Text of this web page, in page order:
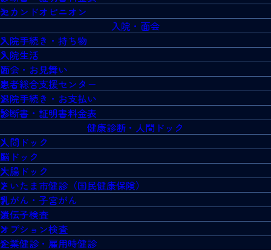
セカンドオピニオン
入院・面会
入院手続き・持ち物
入院生活
面会・お見舞い
患者総合支援センター
退院手続き・お支払い
診断書・証明書料金表
健康診断・人間ドック
人間ドック
脳ドック
大腸ドック
さいたま市健診（国民健康保険）
乳がん・子宮がん
遺伝子検査
オプション検査
企業健診・雇用時健診